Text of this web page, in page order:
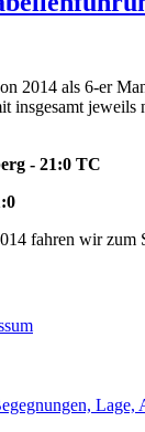
2014 als 6-er
insgesamt jeweils
- 21:0 TC
fahren wir
Lage,